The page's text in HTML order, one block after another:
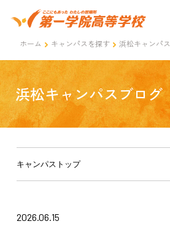
ホーム キャンパスを探す 浜松キャンパス
浜松キャンパスブログ
キャンパストップ
2026.06.15